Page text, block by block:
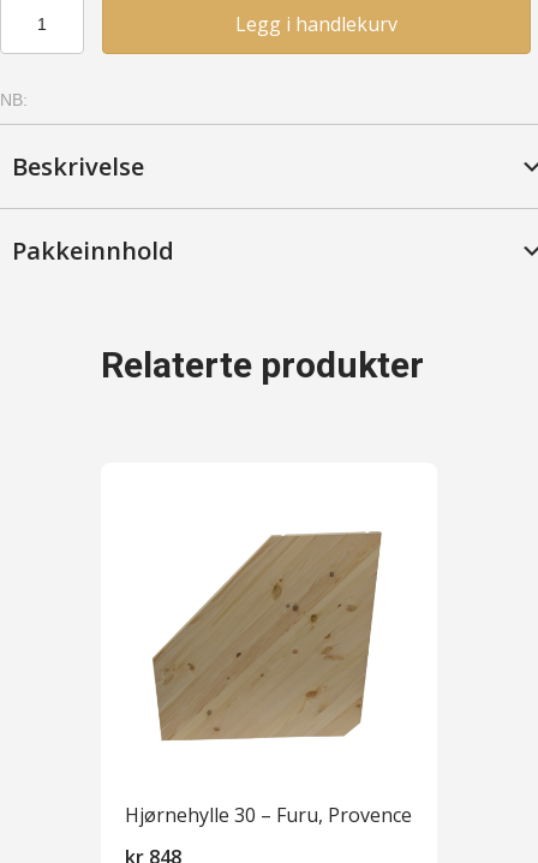
20x39
-
Kirsebær
antall
Legg i handlekurv
NB:
Beskrivelse
Pakkeinnhold
Relaterte produkter
Hjørnehylle 30 – Furu, Provence
kr 848